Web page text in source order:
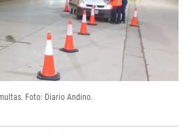
Foto: Diario Andino.